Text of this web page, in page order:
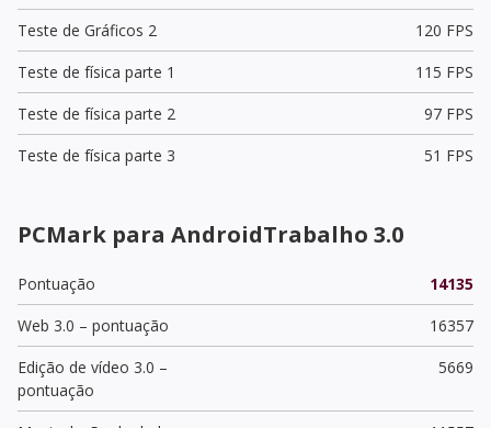
Teste de Gráficos 2
120 FPS
Teste de física parte 1
115 FPS
Teste de física parte 2
97 FPS
Teste de física parte 3
51 FPS
PCMark para AndroidTrabalho 3.0
Pontuação
14135
Web 3.0 – pontuação
16357
Edição de vídeo 3.0 –
pontuação
5669